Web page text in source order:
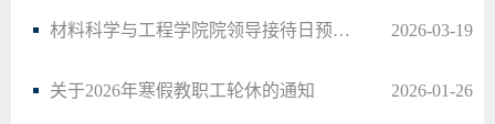
材料科学与工程学院院领导接待日预告（37） 2026-03-19
关于2026年寒假教职工轮休的通知 2026-01-26